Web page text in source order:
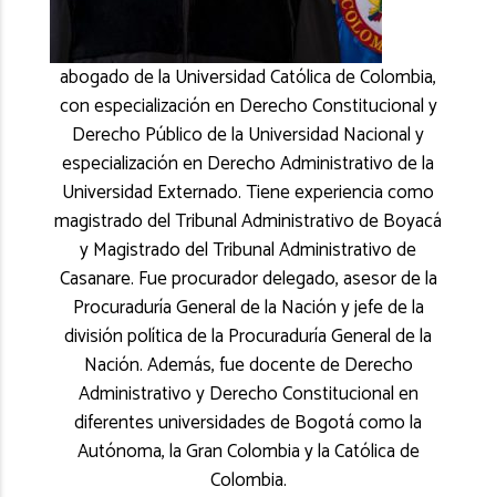
abogado de la Universidad Católica de Colombia,
con especialización en Derecho Constitucional y
Derecho Público de la Universidad Nacional y
especialización en Derecho Administrativo de la
Universidad Externado. Tiene experiencia como
magistrado del Tribunal Administrativo de Boyacá
y Magistrado del Tribunal Administrativo de
Casanare. Fue procurador delegado, asesor de la
Procuraduría General de la Nación y jefe de la
división política de la Procuraduría General de la
Nación. Además, fue docente de Derecho
Administrativo y Derecho Constitucional en
diferentes universidades de Bogotá como la
Autónoma, la Gran Colombia y la Católica de
Colombia.